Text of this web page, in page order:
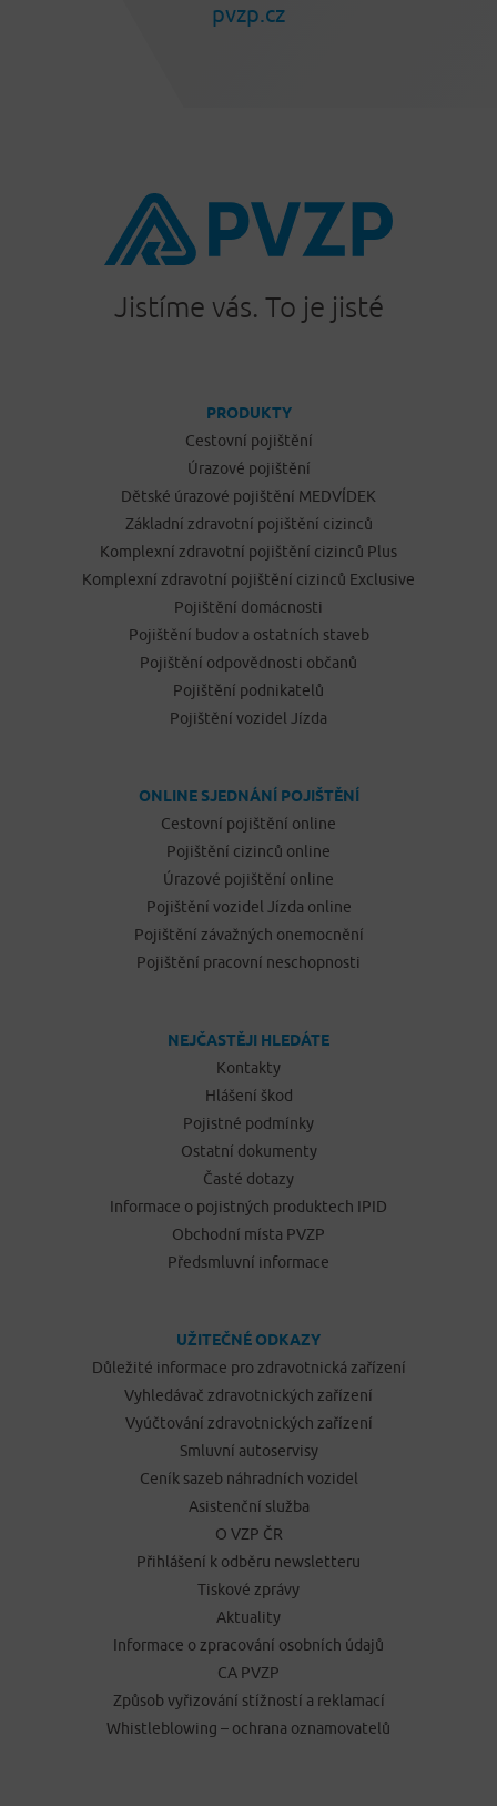
pvzp.cz
Jistíme vás. To je jisté
PRODUKTY
Cestovní pojištění
Úrazové pojištění
Dětské úrazové pojištění MEDVÍDEK
Základní zdravotní pojištění cizinců
Komplexní zdravotní pojištění cizinců Plus
Komplexní zdravotní pojištění cizinců Exclusive
Pojištění domácnosti
Pojištění budov a ostatních staveb
Pojištění odpovědnosti občanů
Pojištění podnikatelů
Pojištění vozidel Jízda
ONLINE SJEDNÁNÍ POJIŠTĚNÍ
Cestovní pojištění online
Pojištění cizinců online
Úrazové pojištění online
Pojištění vozidel Jízda online
Pojištění závažných onemocnění
Pojištění pracovní neschopnosti
NEJČASTĚJI HLEDÁTE
Kontakty
Hlášení škod
Pojistné podmínky
Ostatní dokumenty
Časté dotazy
Informace o pojistných produktech IPID
Obchodní místa PVZP
Předsmluvní informace
UŽITEČNÉ ODKAZY
Důležité informace pro zdravotnická zařízení
Vyhledávač zdravotnických zařízení
Vyúčtování zdravotnických zařízení
Smluvní autoservisy
Ceník sazeb náhradních vozidel
Asistenční služba
O VZP ČR
Přihlášení k odběru newsletteru
Tiskové zprávy
Aktuality
Informace o zpracování osobních údajů
CA PVZP
Způsob vyřizování stížností a reklamací
Whistleblowing – ochrana oznamovatelů